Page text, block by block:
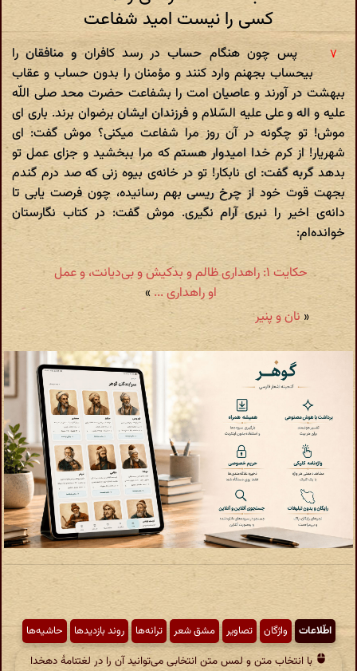
کسى را نیست امید شفاعت
پس چون هنگام حساب در رسد کافران و منافقان را
بیحساب بجهنم وارد کنند و مؤمنان را بدون حساب و عقاب
ببهشت در آورند و عاصیان امت را بشفاعت حضرت محد صلى اللّه
علیه و اله و على علیه السّلام و فرزندان ایشان برضوان برند. بارى اى
موش! تو چگونه در آن روز مرا شفاعت میکنى؟ موش گفت: اى
شهریار! از کرم خدا امیدوار هستم که مرا ببخشید و جزاى عمل تو
بدهد گربه گفت: اى نابکار! تو در خانه‌ى بیوه زنى که صد درم گندم
بجهت قوت خود از چرخ ریسى بهم رسانیده، چون فرصت یابى تا
دانه‌ى اخیر را نبرى آرام نگیرى. موش گفت: در کتاب نگارستان
خوانده‌ام:
حکایت ۱: راهدارى ظالم و بدکیش و بى‌دیانت، و عمل
او راهدارى ... »
«نان و پنیر
اطّلاعات واژگان تصاویر مشق شعر ترانه‌ها روند بازدیدها حاشیه‌ها
با انتخاب متن و لمس متن انتخابی می‌توانید آن را در لغتنامهٔ دهخدا